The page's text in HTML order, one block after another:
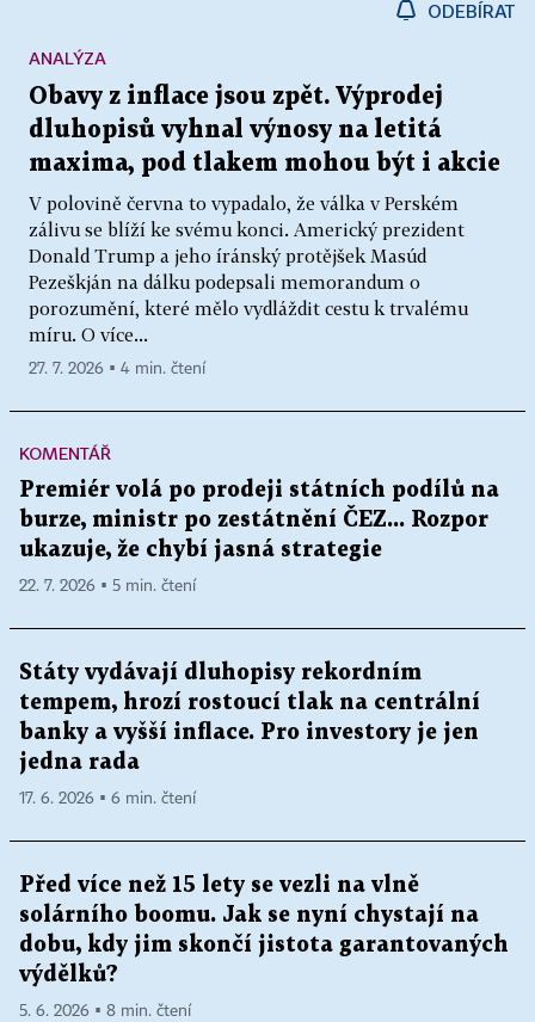
ODEBÍRAT
Obavy z inflace jsou zpět. Výprodej
dluhopisů vyhnal výnosy na letitá
maxima, pod tlakem mohou být i akcie
V polovině června to vypadalo, že válka v Perském
zálivu se blíží ke svému konci. Americký prezident
Donald Trump a jeho íránský protějšek Masúd
Pezeškján na dálku podepsali memorandum o
porozumění, které mělo vydláždit cestu k trvalému
míru. O více...
ANALÝZA
27. 7. 2026 ▪ 4 min. čtení
KOMENTÁŘ
Premiér volá po prodeji státních podílů na
burze, ministr po zestátnění ČEZ... Rozpor
ukazuje, že chybí jasná strategie
22. 7. 2026 ▪ 5 min. čtení
Státy vydávají dluhopisy rekordním
tempem, hrozí rostoucí tlak na centrální
banky a vyšší inflace. Pro investory je jen
jedna rada
17. 6. 2026 ▪ 6 min. čtení
Před více než 15 lety se vezli na vlně
solárního boomu. Jak se nyní chystají na
dobu, kdy jim skončí jistota garantovaných
výdělků?
5. 6. 2026 ▪ 8 min. čtení